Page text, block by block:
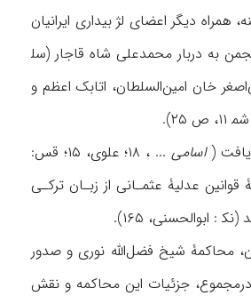
نایب‌السلطنه، همراه دیگر اعضای لژ بیداری ایرانیان
از سوی این انجمن به دربار محمدعلی شاه قاجار (سل‍
رائین، ۱/ ۶۷۰). وی همچنین همراه میرزا علی‌اصغر خان امین‌السلطان، اتابک اعظم و
اسامی
... ، ۱۸؛ علوی، ۱۵؛ قس:
قوانین عدلیۀ عثمـانی از زبـان ترکـی
۱۶۵).
دادگاه عالی تهران، محاکمۀ شیخ فضل‌الله نوری و صدور
۳۵۵؛ ابوالحسنی، ۱۳۳؛ بامداد، ۱/ ۱۵؛ اعظام، ۱/ ۲۵۶، ۲۶۴؛ ملک‌زاده، ۶/ ۱۲۷۰)؛ گرچه درمجموع، جزئیات این محاکمه و نقش